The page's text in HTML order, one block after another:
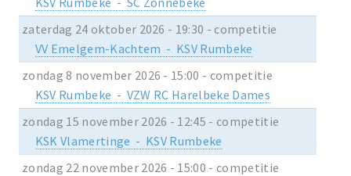
zaterdag 24 oktober 2026 - 19:30 - competitie
VV Emelgem-Kachtem - KSV Rumbeke
zondag 8 november 2026 - 15:00 - competitie
KSV Rumbeke - VZW RC Harelbeke Dames
zondag 15 november 2026 - 12:45 - competitie
KSK Vlamertinge - KSV Rumbeke
zondag 22 november 2026 - 15:00 - competitie